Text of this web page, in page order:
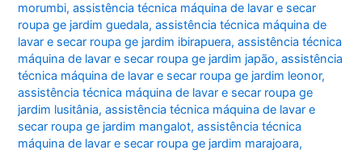
morumbi,assistência técnica máquina de lavar e secar
roupa ge jardim guedala,assistência técnica máquina de
lavar e secar roupa ge jardim ibirapuera,assistência técnica
máquina de lavar e secar roupa ge jardim japão,assistência
técnica máquina de lavar e secar roupa ge jardim leonor,
assistência técnica máquina de lavar e secar roupa ge
jardim lusitânia,assistência técnica máquina de lavar e
secar roupa ge jardim mangalot,assistência técnica
máquina de lavar e secar roupa ge jardim marajoara,